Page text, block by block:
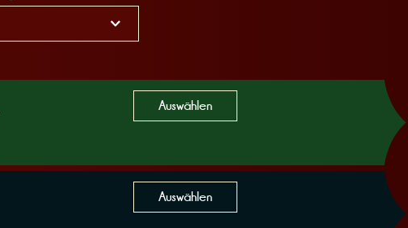
Auswählen
Auswählen